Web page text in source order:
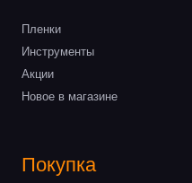
Пленки
Инструменты
Акции
Новое в магазине
Покупка